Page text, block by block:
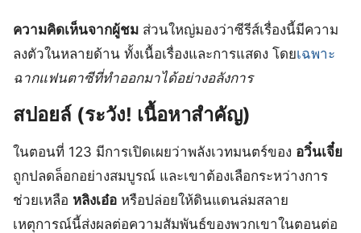
ความคิดเห็นจากผู้ชม ส่วนใหญ่มองว่าซีรีส์เรื่องนี้มีความ
ลงตัวในหลายด้าน ทั้งเนื้อเรื่องและการแสดง โดยเฉพาะ
ฉากแฟนตาซีที่ทำออกมาได้อย่างอลังการ
สปอยล์ (ระวัง! เนื้อหาสำคัญ)
ในตอนที่ 123 มีการเปิดเผยว่าพลังเวทมนตร์ของ อวิ๋นเจี๋ย
ถูกปลดล็อกอย่างสมบูรณ์ และเขาต้องเลือกระหว่างการ
ช่วยเหลือ หลิงเอ๋อ หรือปล่อยให้ดินแดนล่มสลาย
เหตุการณ์นี้ส่งผลต่อความสัมพันธ์ของพวกเขาในตอนต่อ